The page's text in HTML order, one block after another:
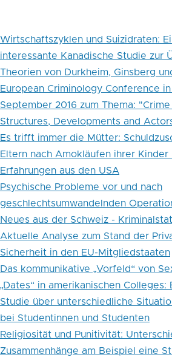
Wirtschaftszyklen und Suizidraten:
interessante Kanadische Studie zur
Theorien von Durkheim, Ginsberg
European Criminology Conference
September 2016 zum Thema:
Structures, Developments and
Es trifft immer die Mütter:
Eltern nach Amokläufen ihrer Kinder
Erfahrungen aus den USA
Psychische Probleme vor und nach
geschlechtsumwandelnden
Neues aus der Schweiz -
Aktuelle Analyse zum Stand der
Sicherheit in den EU-Mitgliedstaaten
Das kommunikative „Vorfeld“ von
„Dates“ in amerikanischen
Studie über unterschiedliche
bei Studentinnen und Studenten
Religiosität und Punitivität:
Zusammenhänge am Beispiel eine